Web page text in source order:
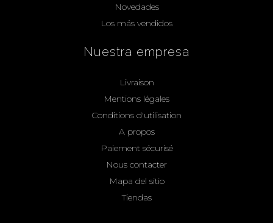
Novedades
Los más vendidos
Nuestra empresa
Livraison
Mentions légales
Conditions d'utilisation
A propos
Paiement sécurisé
Nous contacter
Mapa del sitio
Tiendas